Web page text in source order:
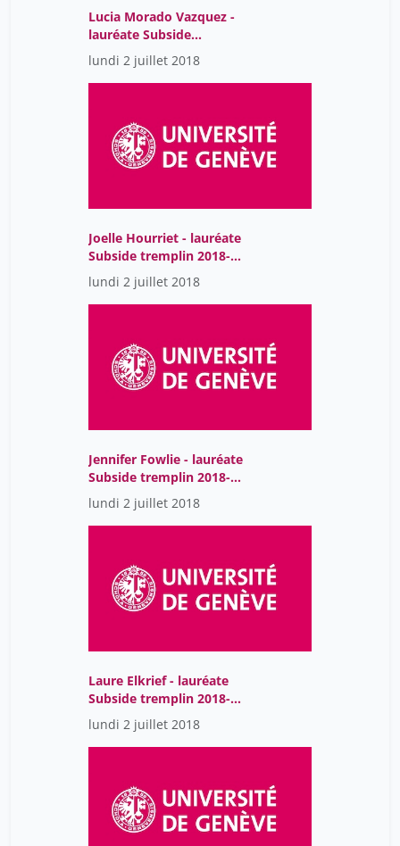
Lucia Morado Vazquez -
lauréate Subside
tremplin 2018-2019
lundi 2 juillet 2018
Joelle Hourriet - lauréate
Subside tremplin 2018-
2019
lundi 2 juillet 2018
Jennifer Fowlie - lauréate
Subside tremplin 2018-
2019
lundi 2 juillet 2018
Laure Elkrief - lauréate
Subside tremplin 2018-
2019
lundi 2 juillet 2018